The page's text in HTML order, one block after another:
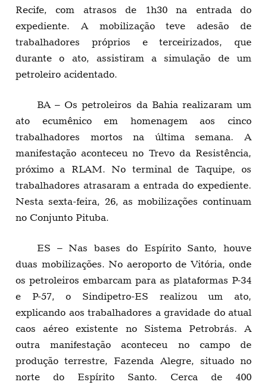
Recife, com atrasos de 1h30 na entrada do
expediente. A mobilização teve adesão de
trabalhadores próprios e terceirizados, que
durante o ato, assistiram a simulação de um
petroleiro acidentado.
BA – Os petroleiros da Bahia realizaram um
ato ecumênico em homenagem aos cinco
trabalhadores mortos na última semana. A
manifestação aconteceu no Trevo da Resistência,
próximo a RLAM. No terminal de Taquipe, os
trabalhadores atrasaram a entrada do expediente.
Nesta sexta-feira, 26, as mobilizações continuam
no Conjunto Pituba.
ES – Nas bases do Espírito Santo, houve
duas mobilizações. No aeroporto de Vitória, onde
os petroleiros embarcam para as plataformas P-34
e P-57, o Sindipetro-ES realizou um ato,
explicando aos trabalhadores a gravidade do atual
caos aéreo existente no Sistema Petrobrás. A
outra manifestação aconteceu no campo de
produção terrestre, Fazenda Alegre, situado no
norte do Espírito Santo. Cerca de 400